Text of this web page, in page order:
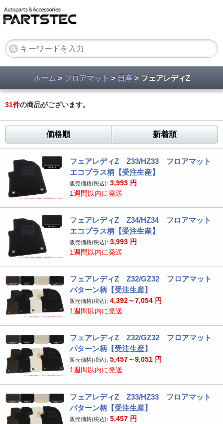
ホーム > フロアマット > 日産> フェアレディZ
31件の商品がございます。
価格順 新着順
フェアレディZ Z33/HZ33 フロアマット
エコプラス柄【受注生産】
販売価格(税込): 3,993 円
1週間以内に発送
フェアレディZ Z34/HZ34 フロアマット
エコプラス柄【受注生産】
販売価格(税込): 3,993 円
1週間以内に発送
フェアレディZ Z32/GZ32 フロアマット
パターン柄【受注生産】
販売価格(税込): 4,392～7,054 円
1週間以内に発送
フェアレディZ Z32/GZ32 フロアマット
パターン柄【受注生産】
販売価格(税込): 5,457～9,051 円
1週間以内に発送
フェアレディZ Z33/HZ33 フロアマット
パターン柄【受注生産】
販売価格(税込): 5,457 円